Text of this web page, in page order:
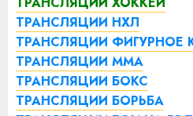
ТРАНСЛЯЦИИ НХЛ
ТРАНСЛЯЦИИ ФИГУРНОЕ
ТРАНСЛЯЦИИ ММА
ТРАНСЛЯЦИИ БОКС
ТРАНСЛЯЦИИ БОРЬБА